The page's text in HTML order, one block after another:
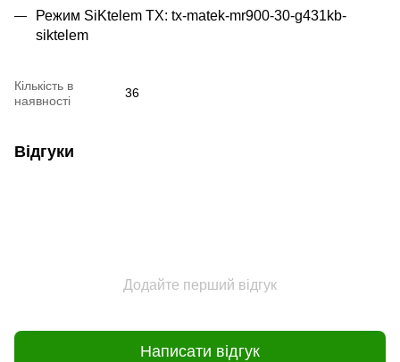
Режим SiKtelem TX: tx-matek-mr900-30-g431kb-
siktelem
Кількість в
наявності
36
Відгуки
Додайте перший відгук
Написати відгук